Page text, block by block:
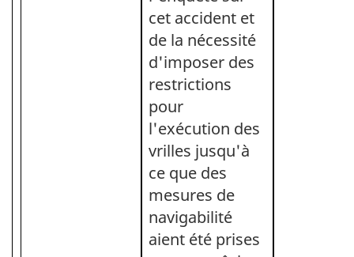
cet accident et
de la nécessité
d'imposer des
restrictions
pour
l'exécution des
vrilles jusqu'à
ce que des
mesures de
navigabilité
aient été prises